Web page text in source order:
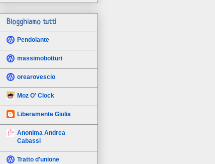
Blogghiamo tutti
Pendolante
massimobotturi
orearovescio
Moz O' Clock
Liberamente Giulia
Anonima Andrea
Cabassi
Tratto d'unione